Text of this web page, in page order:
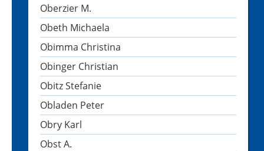
Oberzier M.
Obeth Michaela
Obimma Christina
Obinger Christian
Obitz Stefanie
Obladen Peter
Obry Karl
Obst A.